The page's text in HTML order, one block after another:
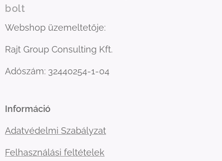
bolt
Webshop üzemeltetője:
Rajt Group Consulting Kft.
Adószám: 32440254-1-04
Információ
Adatvédelmi Szabályzat
Felhasználási feltételek